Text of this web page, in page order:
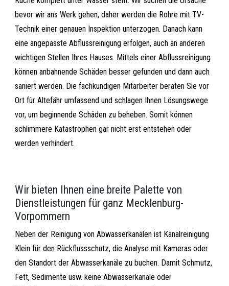
bevor wir ans Werk gehen, daher werden die Rohre mit TV-
Technik einer genauen Inspektion unterzogen. Danach kann
eine angepasste Abflussreinigung erfolgen, auch an anderen
wichtigen Stellen Ihres Hauses. Mittels einer Abflussreinigung
können anbahnende Schäden besser gefunden und dann auch
saniert werden. Die fachkundigen Mitarbeiter beraten Sie vor
Ort für Altefähr umfassend und schlagen Ihnen Lösungswege
vor, um beginnende Schäden zu beheben. Somit können
schlimmere Katastrophen gar nicht erst entstehen oder
werden verhindert.
Wir bieten Ihnen eine breite Palette von
Dienstleistungen für ganz Mecklenburg-
Vorpommern
Neben der Reinigung von Abwasserkanälen ist Kanalreinigung
Klein für den Rückflussschutz, die Analyse mit Kameras oder
den Standort der Abwasserkanäle zu buchen. Damit Schmutz,
Fett, Sedimente usw. keine Abwasserkanäle oder